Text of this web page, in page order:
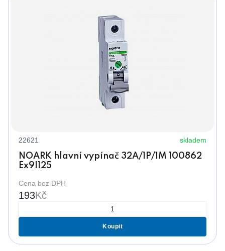
22621 skladem
NOARK hlavní vypínač 32A/1P/1M 100862
Ex9I125
Cena bez DPH
193Kč
Koupit